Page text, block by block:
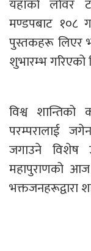
यहाँको लोवर
मण्डपबाट १०८
पुस्तकहरू लिएर
शुभारम्भ गरिएको
विश्व
परम्परालाई
जगाउने विशेष
महापुराणको आज
भक्तजनहरूद्वारा